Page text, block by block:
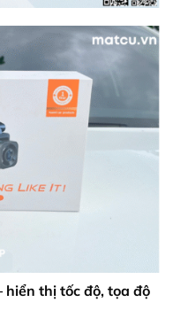
hiển thị tốc độ, tọa độ